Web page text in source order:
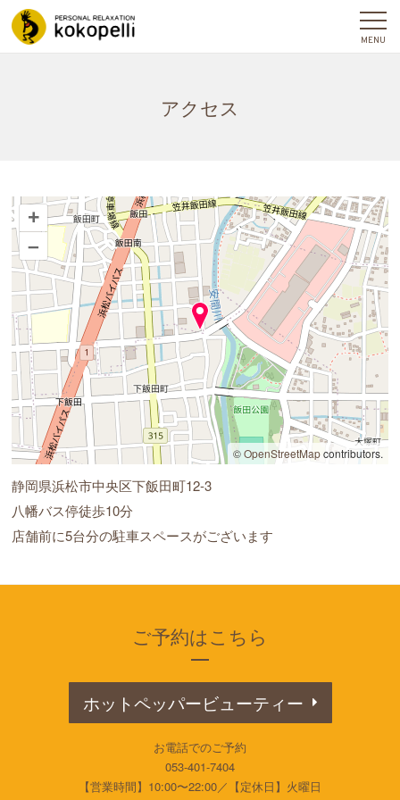
アクセス
+
–
©OpenStreetMapcontributors.
静岡県浜松市中央区下飯田町12-3
八幡バス停徒歩10分
店舗前に5台分の駐車スペースがございます
ご予約はこちら
ホットペッパービューティー
お電話でのご予約
053-401-7404
【営業時間】10:00〜22:00／【定休日】火曜日